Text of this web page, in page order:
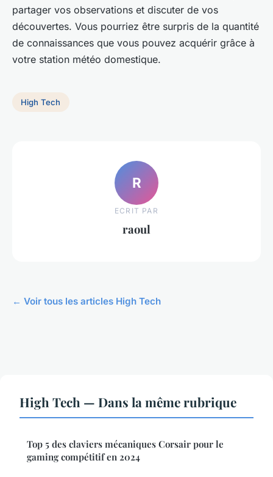
partager vos observations et discuter de vos
découvertes. Vous pourriez être surpris de la quantité
de connaissances que vous pouvez acquérir grâce à
votre station météo domestique.
High Tech
R
ECRIT PAR
raoul
← Voir tous les articles High Tech
High Tech — Dans la même rubrique
Top 5 des claviers mécaniques Corsair pour le
gaming compétitif en 2024